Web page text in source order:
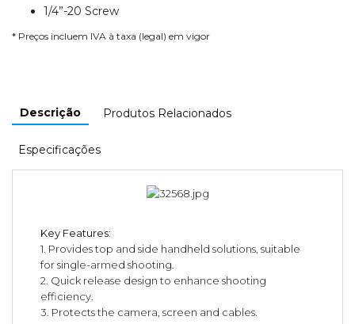
1/4”-20 Screw
* Preços incluem IVA à taxa (legal) em vigor
Descrição Produtos Relacionados
Especificações
Key Features:
1. Provides top and side handheld solutions, suitable
for single-armed shooting.
2. Quick release design to enhance shooting
efficiency.
3. Protects the camera, screen and cables.